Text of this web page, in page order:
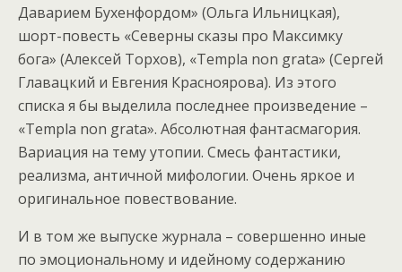
Даварием Бухенфордом» (Ольга Ильницкая),
шорт-повесть «Северны сказы про Максимку
бога» (Алексей Торхов), «Templa non grata» (Сергей
Главацкий и Евгения Красноярова). Из этого
списка я бы выделила последнее произведение –
«Templa non grata». Абсолютная фантасмагория.
Вариация на тему утопии. Смесь фантастики,
реализма, античной мифологии. Очень яркое и
оригинальное повествование.
И в том же выпуске журнала – совершенно иные
по эмоциональному и идейному содержанию